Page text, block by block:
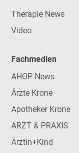
Therapie News
Video
Fachmedien
AHOP-News
Ärzte Krone
Apotheker Krone
ARZT & PRAXIS
Ärztin+Kind